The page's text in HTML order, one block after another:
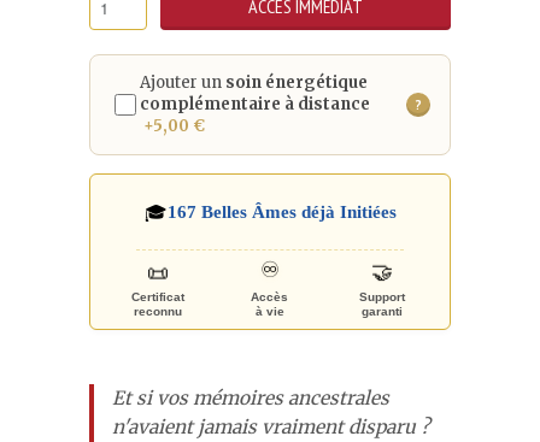
Ajouter un soin énergétique
complémentaire à distance
+5,00 €
?
🎓167Belles Âmes déjà Initiées
📜
Certificat
reconnu
♾️
Accès
à vie
🤝
Support
garanti
Et si vos mémoires ancestrales
n'avaient jamais vraiment disparu ?